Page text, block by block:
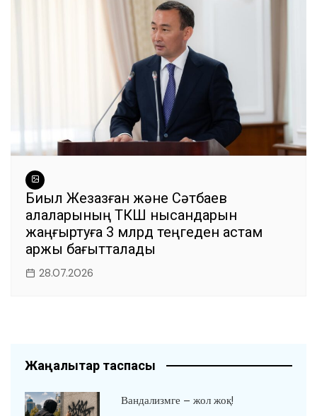
Биыл Жезқазған және Сәтбаев
қалаларының ТКШ нысандарын
жаңғыртуға 3 млрд теңгеден астам
қаржы бағытталады
28.07.2026
Жаңалықтар таспасы
Вандализмге – жол жоқ!